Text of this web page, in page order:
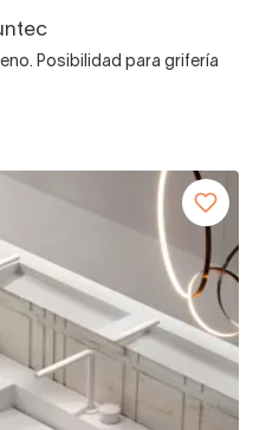
Posibilidad para grifería